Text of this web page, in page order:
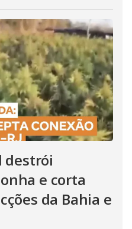
destrói
e corta
da Bahia e